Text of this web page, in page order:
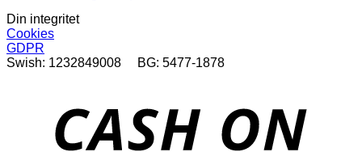
möt
mikroberna
som
Din integritet
Cookies
GDPR
Swish: 1232849008 BG: 5477-1878